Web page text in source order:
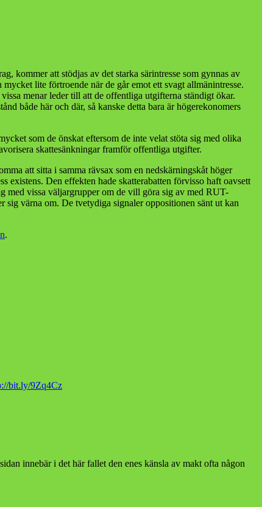
kommer att stödjas av det starka särintresse som gynnas av
lite förtroende när de går emot ett svagt allmänintresse.
menar leder till att de offentliga utgifterna ständigt ökar.
både här och där, så kanske detta bara är högerekonomers
som de önskat eftersom de inte velat stöta sig med olika
skattesänkningar framför offentliga utgifter.
att sitta i samma rävsax som en nedskärningskåt höger
Den effekten hade skatterabatten förvisso haft oavsett
med vissa väljargrupper om de vill göra sig av med RUT-
sig värna om. De tvetydiga signaler oppositionen sänt ut kan
.
bit.ly/9Zq4Cz
innebär i det här fallet den enes känsla av makt ofta någon